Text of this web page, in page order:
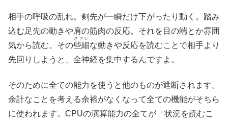
相手の呼吸の乱れ。剣先が一瞬だけ下がったり動く。踏み
込む足先の動きや肩の筋肉の反応。それを目の端とか雰囲
気から読む。その些細
ささい
な動きや反応を読むことで相手より
先回りしようと、全神経を集中するんですよ。
そのために全ての能力を使うと他のものが遮断されます。
余計なことを考える余裕がなくなって全ての機能がそちら
に使われます。CPUの演算能力の全てが「状況を読むこ